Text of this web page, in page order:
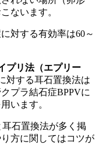
ないます。
対する有効率は60～
プリ法（エプリー
対する耳石置換法は
プラ結石症BPPVに
います。
耳石置換法が多く掲
方に関してはコツが